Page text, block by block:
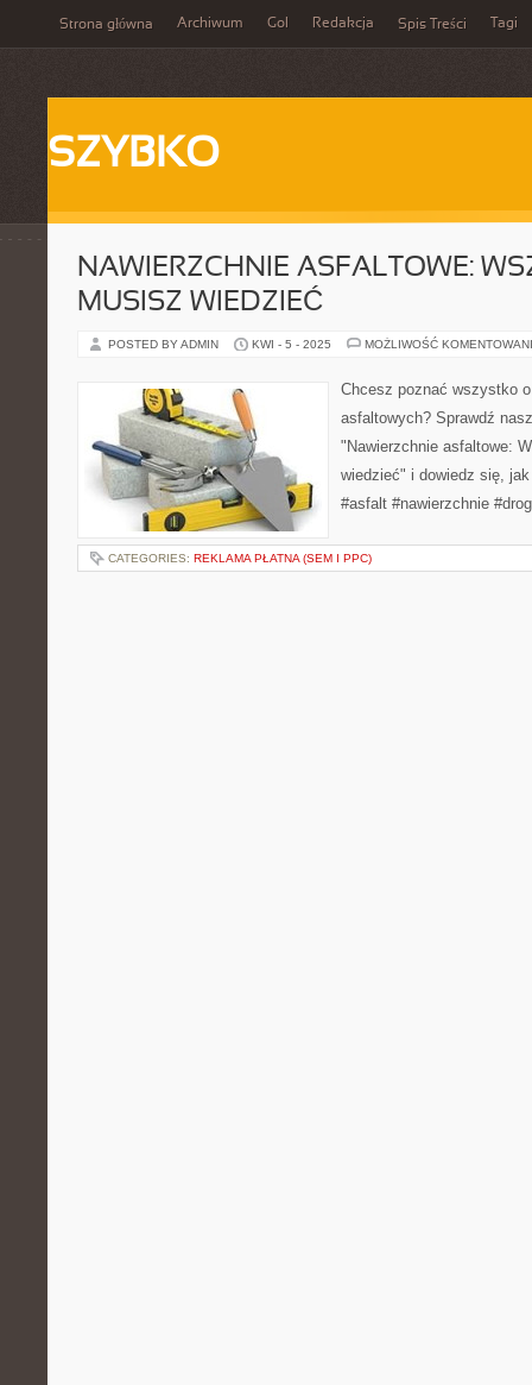
Strona główna Archiwum Gol Redakcja Spis Treści Tagi
SZYBKO
NAWIERZCHNIE ASFALTOWE:
MUSISZ WIEDZIEĆ
POSTED BY ADMIN KWI - 5 - 2025 MOŻLIWOŚĆ
Chcesz poznać wszystko
asfaltowych? Sprawdź
"Nawierzchnie asfaltowe:
wiedzieć" i dowiedz się,
#asfalt #nawierzchnie
CATEGORIES: REKLAMA PŁATNA (SEM I PPC)